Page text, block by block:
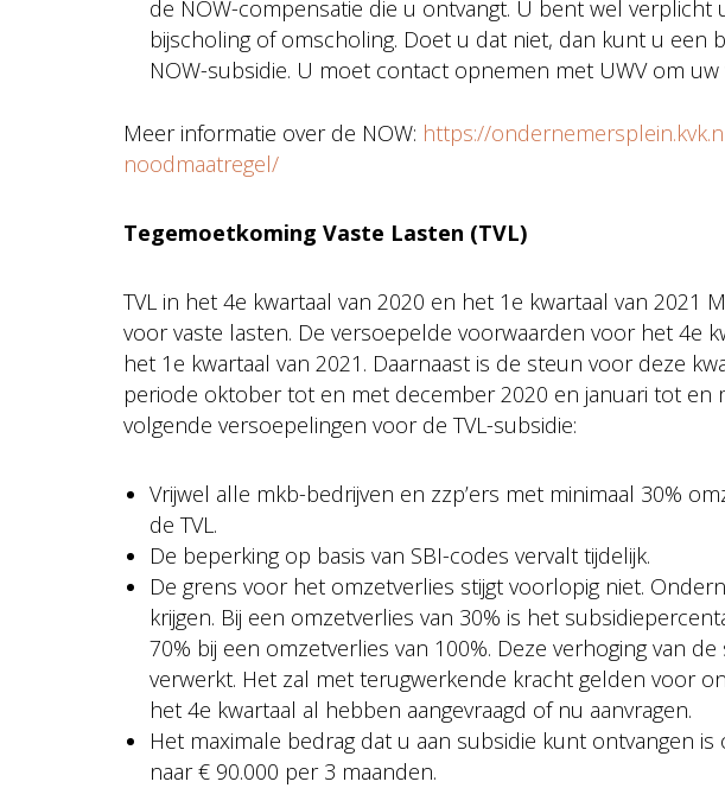
de NOW-compensatie die u ontvangt. U bent wel
bijscholing of omscholing. Doet u dat niet, dan kunt u een
NOW-subsidie. U moet contact opnemen met UWV om
Meer informatie over de NOW: https://
noodmaatregel/
Tegemoetkoming Vaste Lasten (TVL)
TVL in het 4e kwartaal van 2020 en het 1e kwartaal van 2021
voor vaste lasten. De versoepelde voorwaarden voor het 4e
het 1e kwartaal van 2021. Daarnaast is de steun voor deze
periode oktober tot en met december 2020 en januari tot en
volgende versoepelingen voor de TVL-subsidie:
Vrijwel alle mkb-bedrijven en zzp’ers met minimaal 30%
de TVL.
De beperking op basis van SBI-codes vervalt tijdelijk.
De grens voor het omzetverlies stijgt voorlopig niet.
krijgen. Bij een omzetverlies van 30% is het
70% bij een omzetverlies van 100%. Deze verhoging van
verwerkt. Het zal met terugwerkende kracht gelden voor
het 4e kwartaal al hebben aangevraagd of nu aanvragen.
Het maximale bedrag dat u aan subsidie kunt ontvangen is
naar € 90.000 per 3 maanden.